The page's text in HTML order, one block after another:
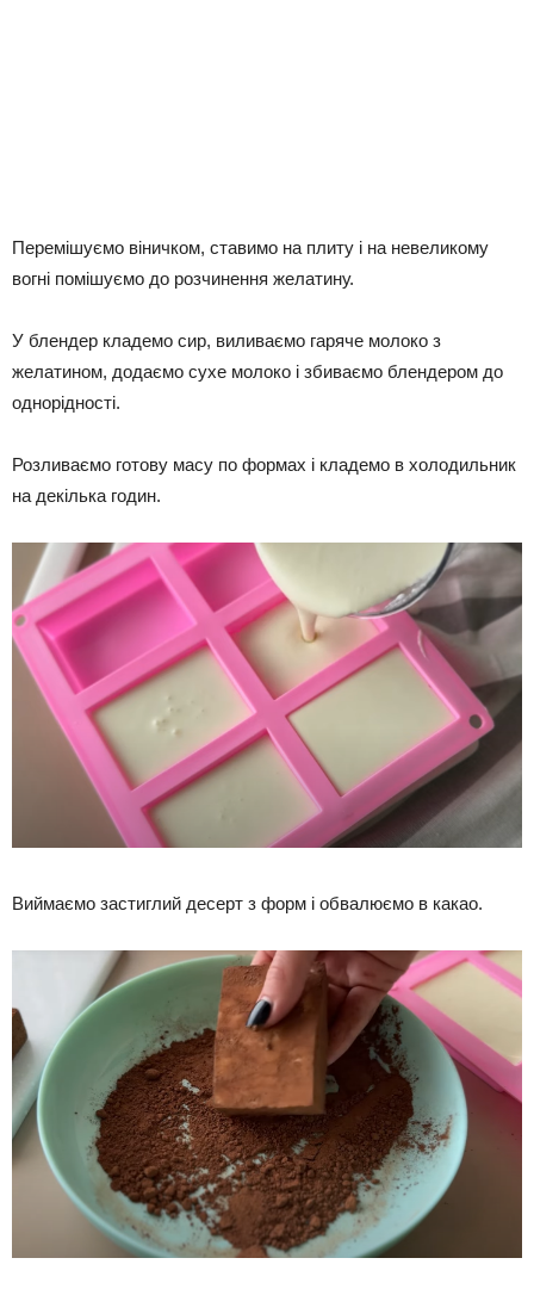
Перемішуємо віничком, ставимо на плиту і на невеликому
вогні помішуємо до розчинення желатину.
У блендер кладемо сир, виливаємо гаряче молоко з
желатином, додаємо сухе молоко і збиваємо блендером до
однорідності.
Розливаємо готову масу по формах і кладемо в холодильник
на декілька годин.
Виймаємо застиглий десерт з форм і обвалюємо в какао.